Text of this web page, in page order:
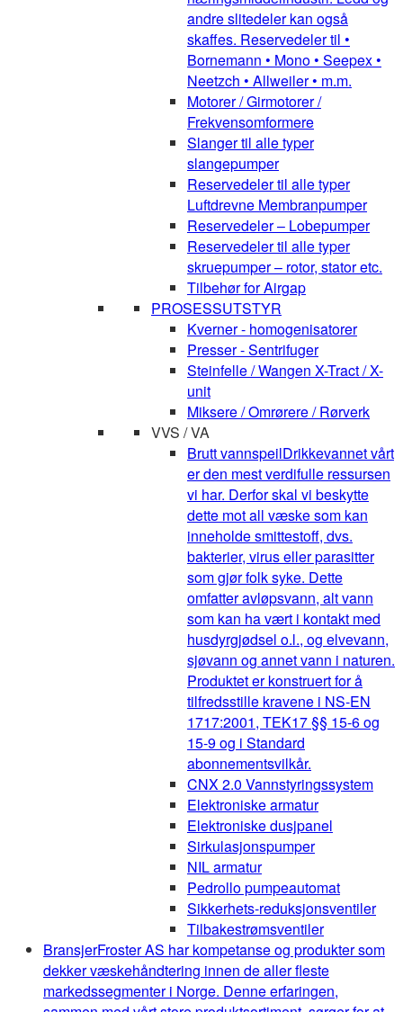
andre slitedeler kan også
skaffes. Reservedeler til •
Bornemann • Mono • Seepex •
Neetzch • Allweiler • m.m.
Motorer / Girmotorer /
Frekvensomformere
Slanger til alle typer
slangepumper
Reservedeler til alle typer
Luftdrevne Membranpumper
Reservedeler – Lobepumper
Reservedeler til alle typer
skruepumper – rotor, stator etc.
Tilbehør for Airgap
PROSESSUTSTYR
Kverner - homogenisatorer
Presser - Sentrifuger
Steinfelle / Wangen X-Tract / X-
unit
Miksere / Omrørere / Rørverk
VVS / VA
Brutt vannspeilDrikkevannet vårt
er den mest verdifulle ressursen
vi har. Derfor skal vi beskytte
dette mot all væske som kan
inneholde smittestoff, dvs.
bakterier, virus eller parasitter
som gjør folk syke. Dette
omfatter avløpsvann, alt vann
som kan ha vært i kontakt med
husdyrgjødsel o.l., og elvevann,
sjøvann og annet vann i naturen.
Produktet er konstruert for å
tilfredsstille kravene i NS-EN
1717:2001, TEK17 §§ 15-6 og
15-9 og i Standard
abonnementsvilkår.
CNX 2.0 Vannstyringssystem
Elektroniske armatur
Elektroniske dusjpanel
Sirkulasjonspumper
NIL armatur
Pedrollo pumpeautomat
Sikkerhets-reduksjonsventiler
Tilbakestrømsventiler
BransjerFroster AS har kompetanse og produkter som
dekker væskehåndtering innen de aller fleste
markedssegmenter i Norge. Denne erfaringen,